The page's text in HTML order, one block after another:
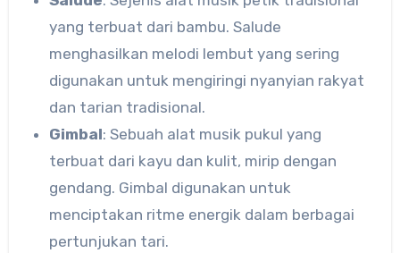
yang terbuat dari bambu. Salude
menghasilkan melodi lembut yang sering
digunakan untuk mengiringi nyanyian rakyat
dan tarian tradisional.
Gimbal: Sebuah alat musik pukul yang
terbuat dari kayu dan kulit, mirip dengan
gendang. Gimbal digunakan untuk
menciptakan ritme energik dalam berbagai
pertunjukan tari.